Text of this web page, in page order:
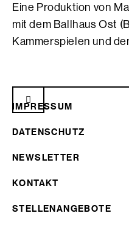
Eine Produktion von
mit dem Ballhaus Ost
Kammerspielen und
IMPRESSUM
DATENSCHUTZ
NEWSLETTER
KONTAKT
STELLENANGEBOTE